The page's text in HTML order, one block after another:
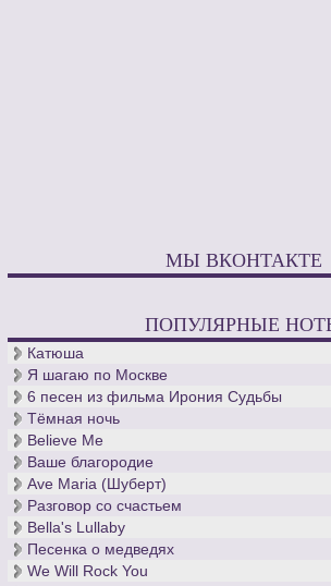
МЫ ВКОНТАКТЕ
ПОПУЛЯРНЫЕ
Катюша
Я шагаю по Москве
6 песен из фильма Ирония Судьбы
Тёмная ночь
Believe Me
Ваше благородие
Ave Maria (Шуберт)
Разговор со счастьем
Bella's Lullaby
Песенка о медведях
We Will Rock You